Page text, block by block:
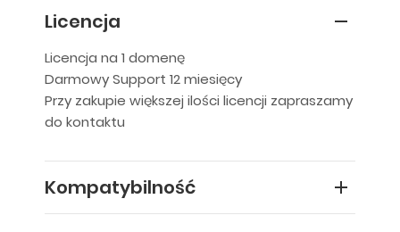
Licencja
Licencja na 1 domenę
Darmowy Support 12 miesięcy
Przy zakupie większej ilości licencji zapraszamy
do kontaktu
Kompatybilność